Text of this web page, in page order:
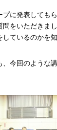
プに発表しても
問をいただきま
しているのかを
、今回のような